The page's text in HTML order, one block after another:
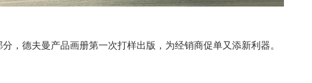
，德夫曼产品画册第一次打样出版，为经销商促单又添新利器。